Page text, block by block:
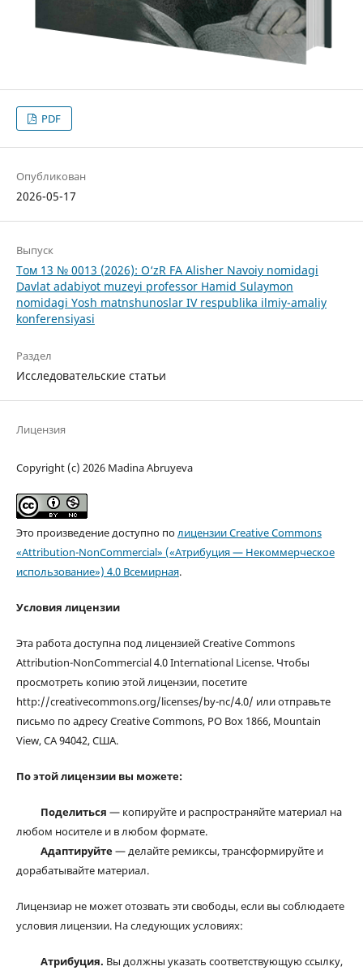
PDF
Опубликован
2026-05-17
Выпуск
Том 13 № 0013 (2026): O‘zR FA Alisher Navoiy nomidagi
Davlat adabiyot muzeyi professor Hamid Sulaymon
nomidagi Yosh matnshunoslar IV respublika ilmiy-amaliy
konferensiyasi
Раздел
Исследовательские статьи
Лицензия
Copyright (c) 2026 Madina Abruyeva
Это произведение доступно полицензии Creative Commons
«Attribution-NonCommercial» («Атрибуция — Некоммерческое
использование») 4.0 Всемирная.
Условия лицензии
Эта работа доступна под лицензией Creative Commons
Attribution-NonCommercial 4.0 International License. Чтобы
просмотреть копию этой лицензии, посетите
http://creativecommons.org/licenses/by-nc/4.0/ или отправьте
письмо по адресу Creative Commons, PO Box 1866, Mountain
View, CA 94042, США.
По этой лицензии вы можете:
Поделиться — копируйте и распространяйте материал на
любом носителе и в любом формате.
Адаптируйте— делайте ремиксы, трансформируйте и
дорабатывайте материал.
Лицензиар не может отозвать эти свободы, если вы соблюдаете
условия лицензии. На следующих условиях:
Атрибуция. Вы должны указать соответствующую ссылку,